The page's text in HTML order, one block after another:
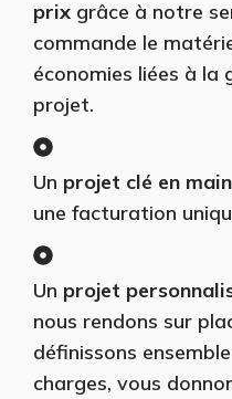
prix grâce à notre
commande le
économies liées à la
projet.
Un projet clé en main
une facturation
Un projet
nous rendons sur
définissons
charges, vous